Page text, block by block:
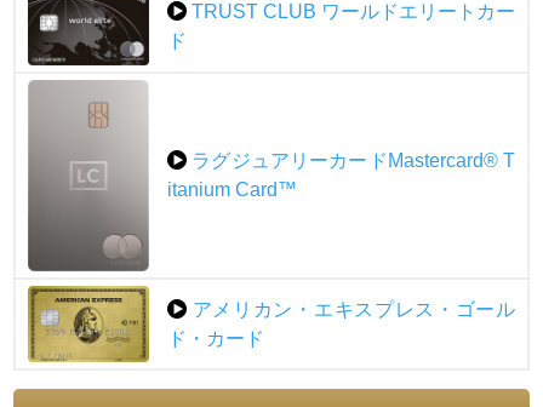
TRUST CLUB ワールドエリートカー
ド
ラグジュアリーカードMastercard® T
itanium Card™
アメリカン・エキスプレス・ゴール
ド・カード